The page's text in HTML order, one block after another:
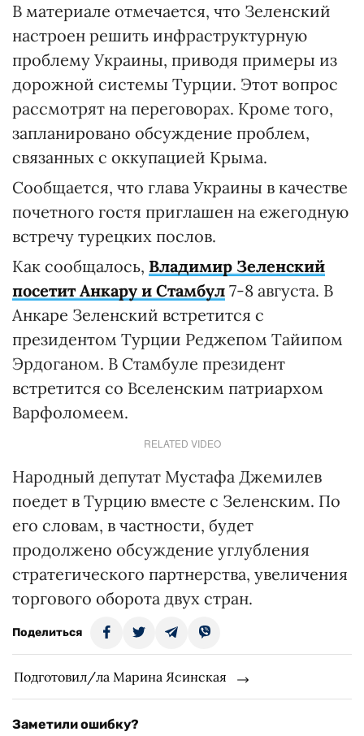
В материале отмечается, что Зеленский
настроен решить инфраструктурную
проблему Украины, приводя примеры из
дорожной системы Турции. Этот вопрос
рассмотрят на переговорах. Кроме того,
запланировано обсуждение проблем,
связанных с оккупацией Крыма.
Сообщается, что глава Украины в качестве
почетного гостя приглашен на ежегодную
встречу турецких послов.
Как сообщалось, Владимир Зеленский
посетит Анкару и Стамбул 7-8 августа. В
Анкаре Зеленский встретится с
президентом Турции Реджепом Тайипом
Эрдоганом. В Стамбуле президент
встретится со Вселенским патриархом
Варфоломеем.
RELATED VIDEO
Народный депутат Мустафа Джемилев
поедет в Турцию вместе с Зеленским. По
его словам, в частности, будет
продолжено обсуждение углубления
стратегического партнерства, увеличения
торгового оборота двух стран.
Поделиться
Подготовил/ла Марина Ясинская
Заметили ошибку?